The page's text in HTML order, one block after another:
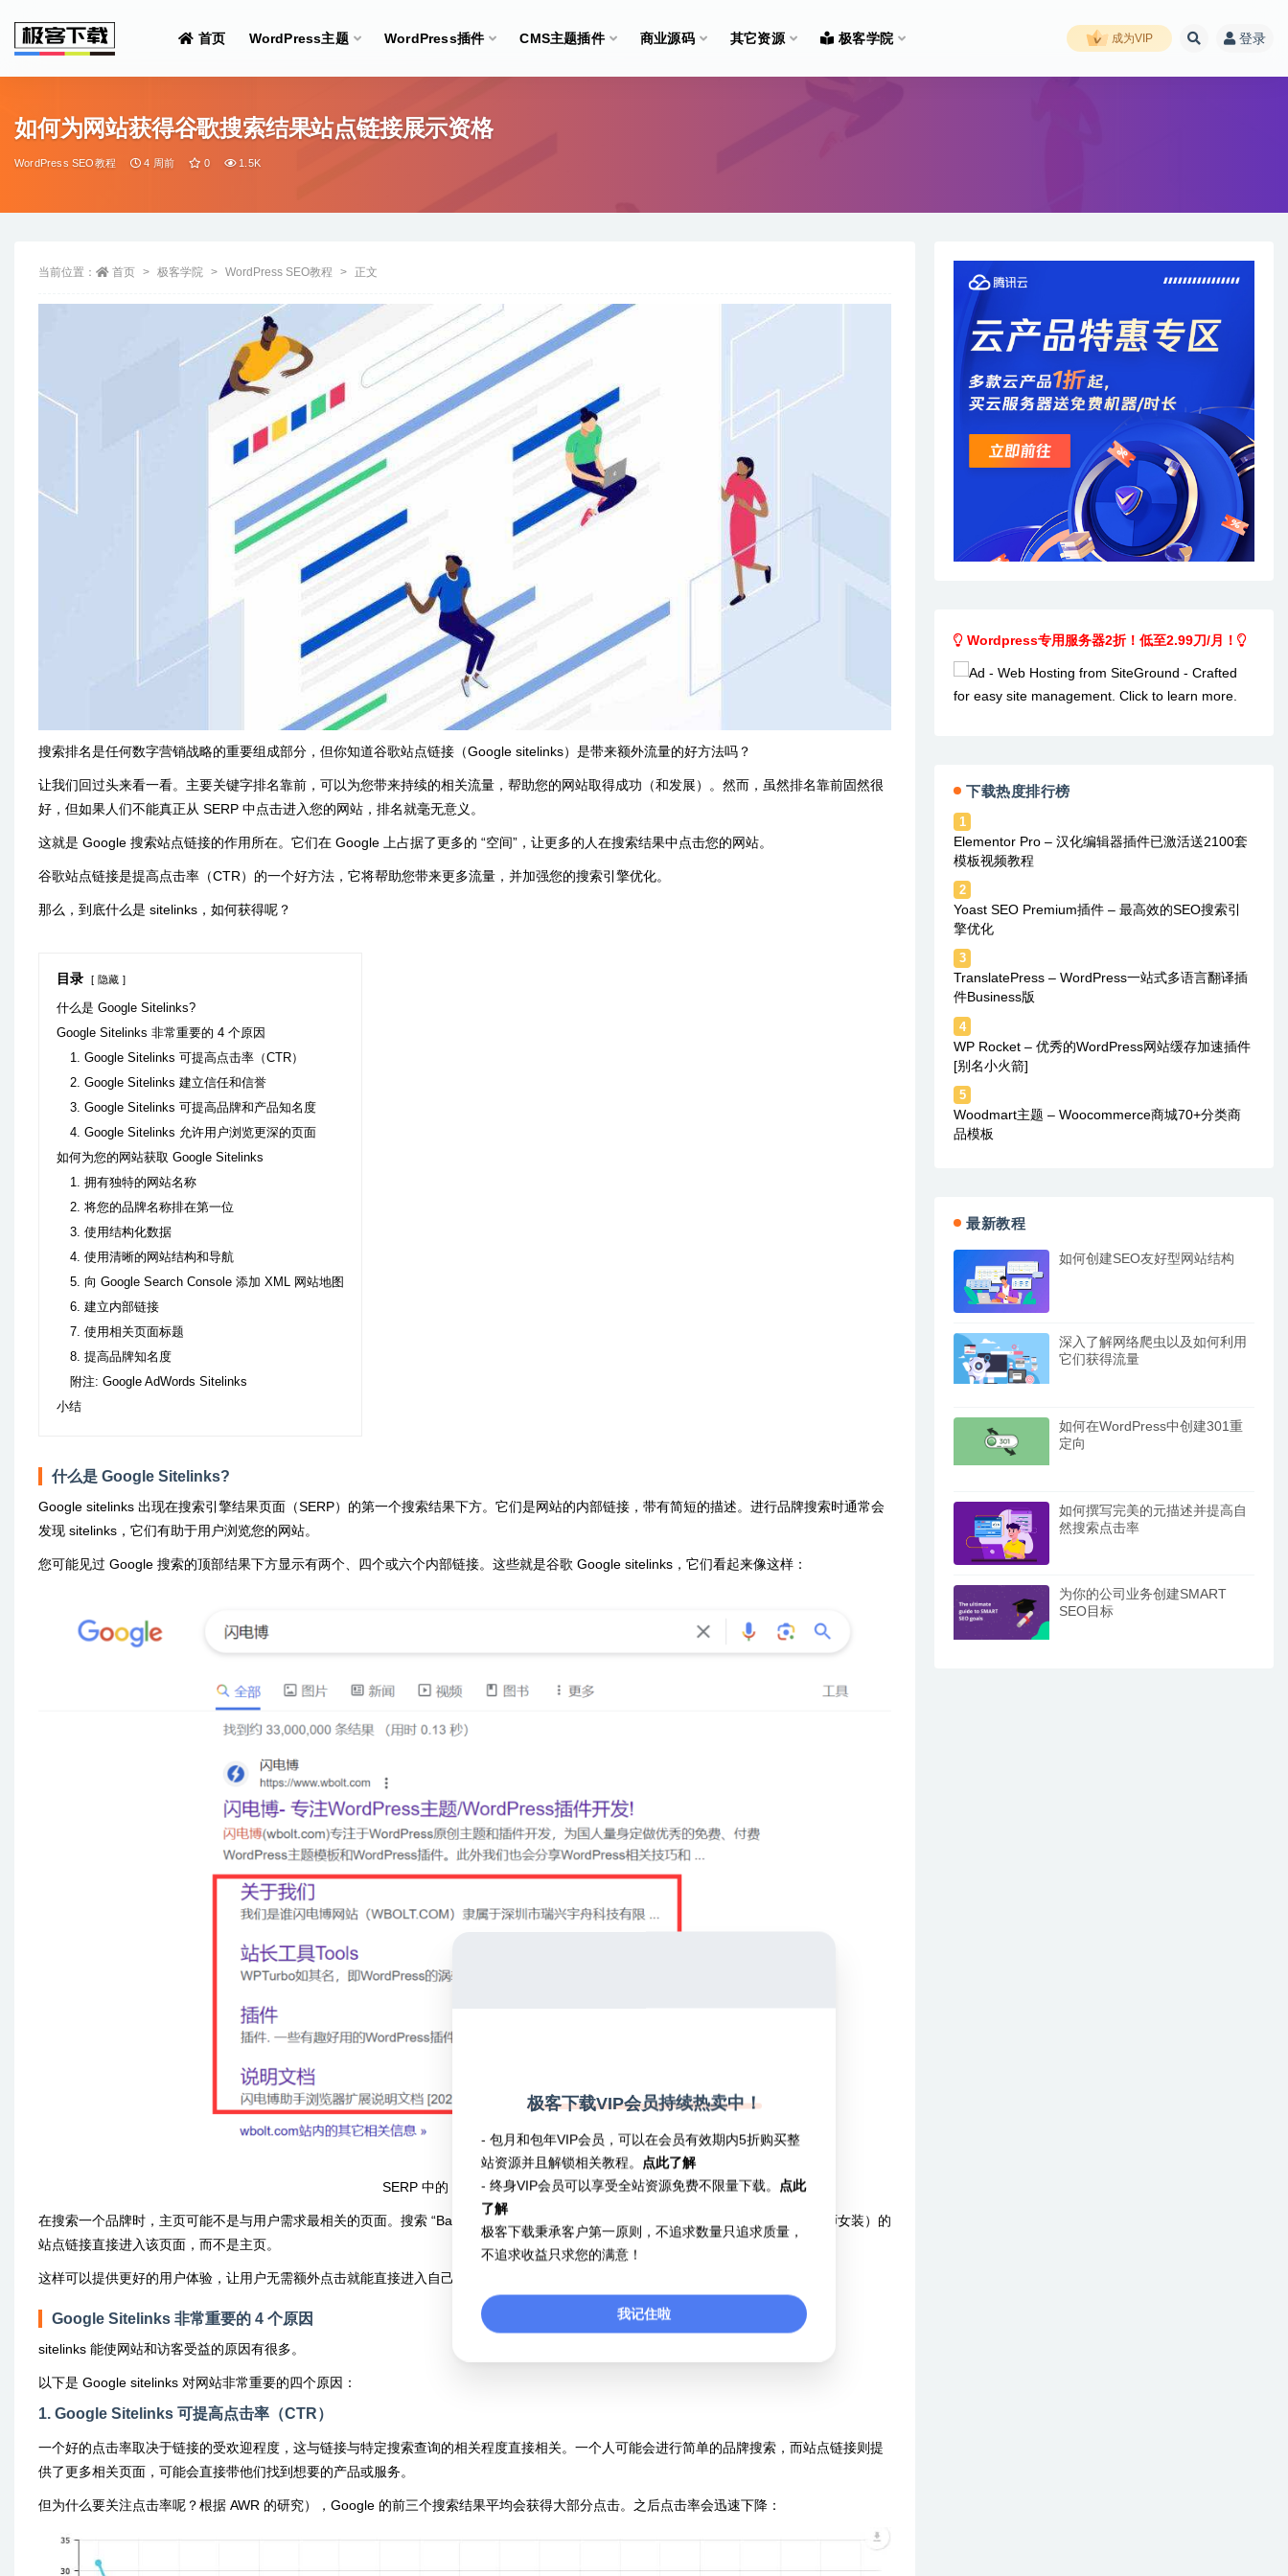
首页 WordPress主题 WordPress插件 CMS主题插件 商业源码 其它资源 极客学院 成为VIP 登录
如何为网站获得谷歌搜索结果站点链接展示资格
WordPress SEO教程 4 周前 0 1.5K
当前位置： 首页 极客学院 WordPress SEO教程 正文
搜索排名是任何数字营销战略的重要组成部分，但你知道谷歌站点链接（Google sitelinks）是带来额外流量的好方法吗？
让我们回过头来看一看。主要关键字排名靠前，可以为您带来持续的相关流量，帮助您的网站取得成功（和发展）。然而，虽然排名靠前固然很
好，但如果人们不能真正从 SERP 中点击进入您的网站，排名就毫无意义。
这就是 Google 搜索站点链接的作用所在。它们在 Google 上占据了更多的 “空间”，让更多的人在搜索结果中点击您的网站。
谷歌站点链接是提高点击率（CTR）的一个好方法，它将帮助您带来更多流量，并加强您的搜索引擎优化。
那么，到底什么是 sitelinks，如何获得呢？
目录 隐藏
什么是 Google Sitelinks?
Google Sitelinks 非常重要的 4 个原因
1. Google Sitelinks 可提高点击率（CTR）
2. Google Sitelinks 建立信任和信誉
3. Google Sitelinks 可提高品牌和产品知名度
4. Google Sitelinks 允许用户浏览更深的页面
如何为您的网站获取 Google Sitelinks
1. 拥有独特的网站名称
2. 将您的品牌名称排在第一位
3. 使用结构化数据
4. 使用清晰的网站结构和导航
5. 向 Google Search Console 添加 XML 网站地图
6. 建立内部链接
7. 使用相关页面标题
8. 提高品牌知名度
附注: Google AdWords Sitelinks
小结
什么是 Google Sitelinks?
Google sitelinks 出现在搜索引擎结果页面（SERP）的第一个搜索结果下方。它们是网站的内部链接，带有简短的描述。进行品牌搜索时通常会
发现 sitelinks，它们有助于用户浏览您的网站。
您可能见过 Google 搜索的顶部结果下方显示有两个、四个或六个内部链接。这些就是谷歌 Google sitelinks，它们看起来像这样：
SERP 中的 Google sitelinks
在搜索一个品牌时，主页可能不是与用户需求最相关的页面。搜索 “Barneys” 的用户可能会点击 “Designer Women’s Clothing”（设计师女装）的
站点链接直接进入该页面，而不是主页。
这样可以提供更好的用户体验，让用户无需额外点击就能直接进入自己选择的页面。
Google Sitelinks 非常重要的 4 个原因
sitelinks 能使网站和访客受益的原因有很多。
以下是 Google sitelinks 对网站非常重要的四个原因：
1. Google Sitelinks 可提高点击率（CTR）
一个好的点击率取决于链接的受欢迎程度，这与链接与特定搜索查询的相关程度直接相关。一个人可能会进行简单的品牌搜索，而站点链接则提
供了更多相关页面，可能会直接带他们找到想要的产品或服务。
但为什么要关注点击率呢？根据 AWR 的研究），Google 的前三个搜索结果平均会获得大部分点击。之后点击率会迅速下降：
Wordpress专用服务器2折！低至2.99刀/月！
下载热度排行榜
1
Elementor Pro – 汉化编辑器插件已激活送2100套
模板视频教程
2
Yoast SEO Premium插件 – 最高效的SEO搜索引
擎优化
3
TranslatePress – WordPress一站式多语言翻译插
件Business版
4
WP Rocket – 优秀的WordPress网站缓存加速插件
[别名小火箭]
5
Woodmart主题 – Woocommerce商城70+分类商
品模板
最新教程
如何创建SEO友好型网站结构
深入了解网络爬虫以及如何利用
它们获得流量
如何在WordPress中创建301重
定向
如何撰写完美的元描述并提高自
然搜索点击率
为你的公司业务创建SMART
SEO目标
极客下载VIP会员持续热卖中！
- 包月和包年VIP会员，可以在会员有效期内5折购买整
站资源并且解锁相关教程。 点此了解
- 终身VIP会员可以享受全站资源免费不限量下载。 点此
了解
极客下载秉承客户第一原则，不追求数量只追求质量，
不追求收益只求您的满意！
我记住啦